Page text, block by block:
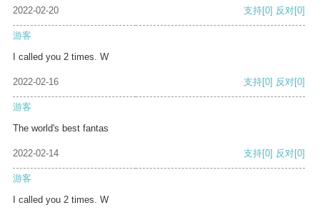
2022-02-20 支持[0] 反对[0]
游客
I called you 2 times. W
2022-02-16 支持[0] 反对[0]
游客
The world's best fantas
2022-02-14 支持[0] 反对[0]
游客
I called you 2 times. W